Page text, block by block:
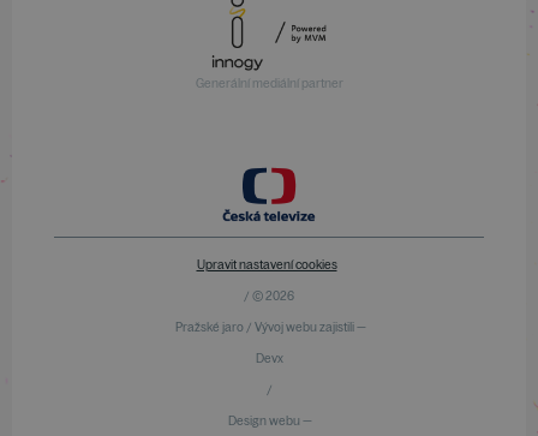
Generální mediální partner
Upravit nastavení cookies
/ © 2026
Pražské jaro / Vývoj webu zajistili —
Devx
/
Design webu —